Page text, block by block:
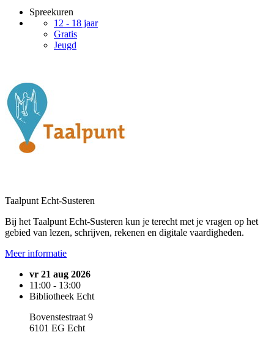
Spreekuren
12 - 18 jaar
Gratis
Jeugd
Taalpunt Echt-Susteren
Bij het Taalpunt Echt-Susteren kun je terecht met je vragen op het
gebied van lezen, schrijven, rekenen en digitale vaardigheden.
Meer informatie
vr 21 aug 2026
11:00 - 13:00
Bibliotheek Echt
Bovenstestraat 9
6101 EG Echt